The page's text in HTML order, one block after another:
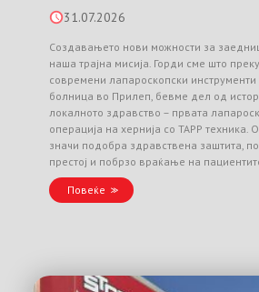
31.07.2026
Создавањето нови можности за
наша трајна мисија. Горди сме што
современи лапароскопски
болница во Прилеп, бевме дел од
локалното здравство – првата
операција на хернија со TAPP техника.
значи подобра здравствена заштита,
престој и побрзо враќање на
Повеќе